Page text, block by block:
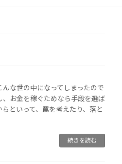
な世の中になってしまったので
お金を稼ぐためなら手段を選ば
といって、罠を考えたり、落と
続きを読む